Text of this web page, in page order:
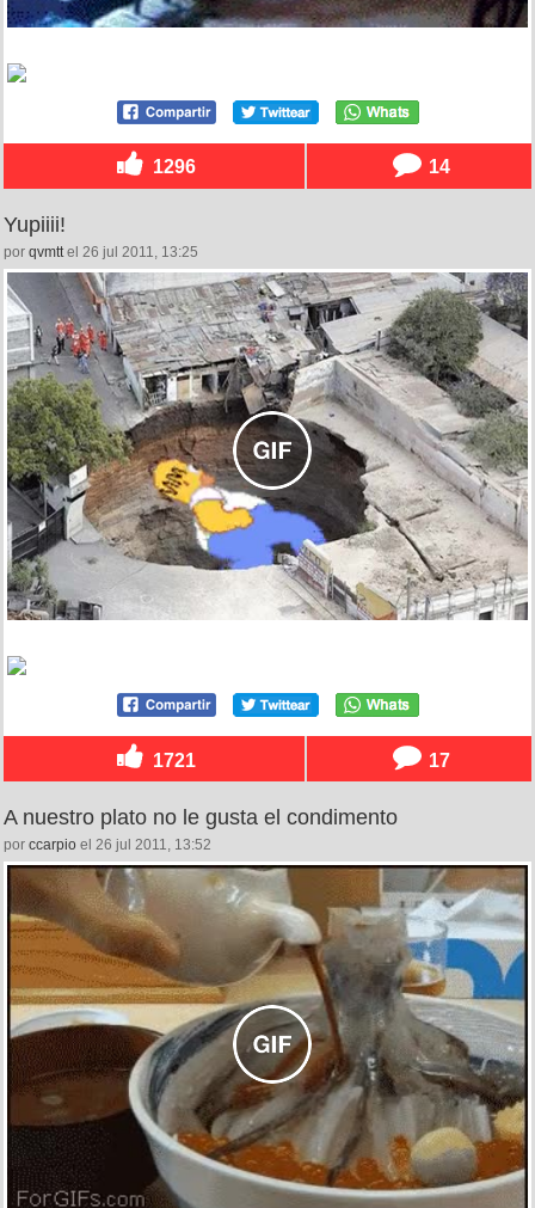
1296 14
Yupiiii!
por qvmtt el 26 jul 2011, 13:25
1721 17
A nuestro plato no le gusta el condimento
por ccarpio el 26 jul 2011, 13:52